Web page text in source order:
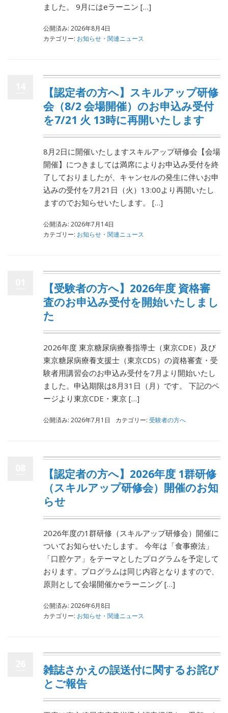
ました。 9月にはeラーニン […]
公開済み: 2026年8月4日
カテゴリー: お知らせ・関連ニュース
【認定者の方へ】スキルアップ研修
会（8/2 会場開催）のお申込み受付
を7/21 火 13時に再開いたします
8月2日に開催いたしますスキルアップ研修会【会場
開催】につきましては満席によりお申込み受付を終
了しておりましたが、キャンセルの発生に伴いお申
込みの受付を7月21日（火）13:00より再開いたし
ますのでお知らせいたします。 […]
公開済み: 2026年7月14日
カテゴリー: お知らせ・関連ニュース
【受験者の方へ】2026年度 資格審
査のお申込み受付を開始いたしまし
た
2026年度 東京糖尿病療養指導士（東京CDE）及び
東京糖尿病療養支援士（東京CDS）の資格審査・受
験者用講習会のお申込み受付を7月より開始いたし
ました。申込期限は8月31日（月）です。 下記のペ
ージより東京CDE・東京 […]
公開済み: 2026年7月1日 カテゴリー: 受験者の方へ
【認定者の方へ】2026年度 1群研修
（スキルアップ研修会）開催のお知
らせ
2026年度の1群研修（スキルアップ研修会）開催に
ついてお知らせいたします。 今年は「食事療法」
「口腔ケア」をテーマとしたプログラムを予定して
おります。プログラムは同じ内容となりますので、
原則として会場開催かeラーニング […]
公開済み: 2026年6月8日
カテゴリー: お知らせ・関連ニュース
雑誌さかえの誤送付に関するお詫び
とご報告